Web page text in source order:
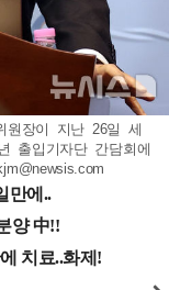
원장이 지난 26일 세
출입기자단 간담회에